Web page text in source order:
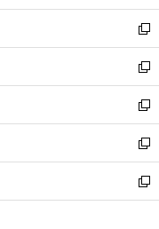
開
く
ウ
で
開
く
ン
ド
ウ
で
開
く
ウ
ィ
ン
ド
ウ
で
開
く
新
し
い
ウ
ィ
ン
ド
ウ
で
開
新
し
い
ウ
ィ
ン
ド
ウ
新
し
い
ウ
ィ
ン
新
し
い
ウ
新
し